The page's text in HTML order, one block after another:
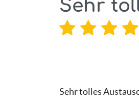
Sehr
Sehr tolles